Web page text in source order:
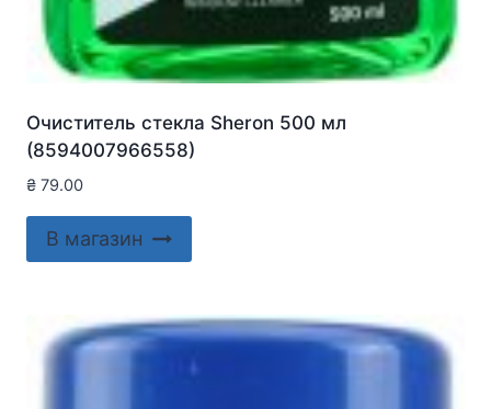
Очиститель стекла Sheron 500 мл
(8594007966558)
₴ 79.00
В магазин